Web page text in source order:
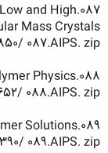
087.Conformational Motion and Disorder in Low and High
Mass Crystals
087.AIPS. zip
088.Speciality Polymers.Polymer Physics
088.AIPS. zip
089.Polymer Characterization. Polymer Solutions
089.AIPS. zip